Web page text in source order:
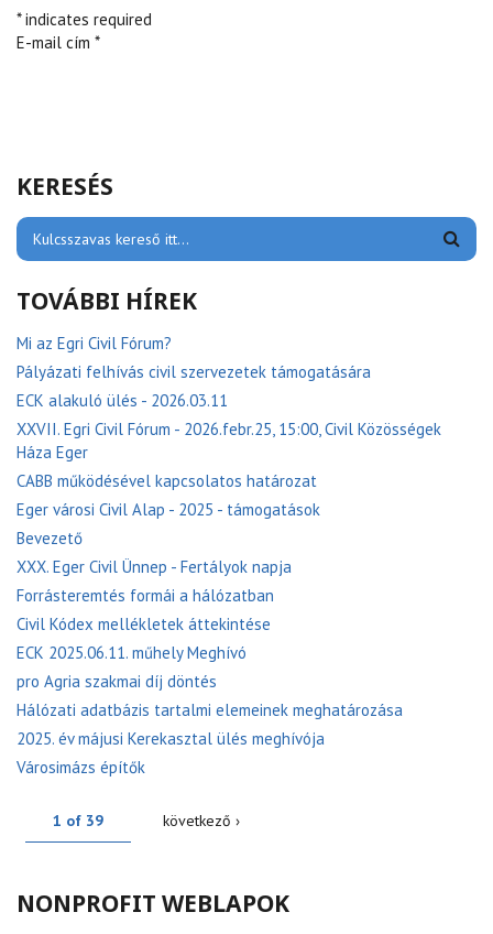
* indicates required
E-mail cím *
KERESÉS
TOVÁBBI HÍREK
Mi az Egri Civil Fórum?
Pályázati felhívás civil szervezetek támogatására
ECK alakuló ülés - 2026.03.11
XXVII. Egri Civil Fórum - 2026.febr.25, 15:00, Civil Közösségek
Háza Eger
CABB működésével kapcsolatos határozat
Eger városi Civil Alap - 2025 - támogatások
Bevezető
XXX. Eger Civil Ünnep - Fertályok napja
Forrásteremtés formái a hálózatban
Civil Kódex mellékletek áttekintése
ECK 2025.06.11. műhely Meghívó
pro Agria szakmai díj döntés
Hálózati adatbázis tartalmi elemeinek meghatározása
2025. év májusi Kerekasztal ülés meghívója
Városimázs építők
1 of 39 következő ›
NONPROFIT WEBLAPOK